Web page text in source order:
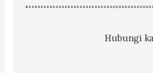
Hubungi